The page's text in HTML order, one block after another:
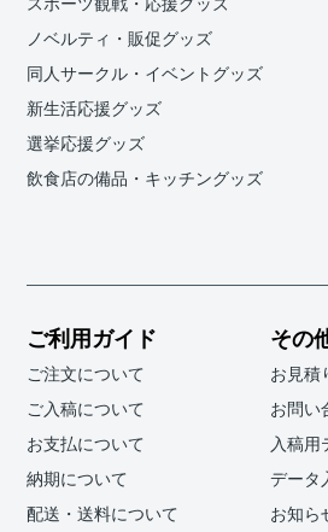
スポーツ観戦・応援グッズ
ノベルティ・販促グッズ
同人サークル・イベントグッズ
新生活応援グッズ
選挙応援グッズ
飲食店の備品・キッチングッズ
ご利用ガイド
ご注文について
ご入稿について
お支払について
納期について
配送・送料について
その
お見積
お問い
入稿用
データ
お知ら